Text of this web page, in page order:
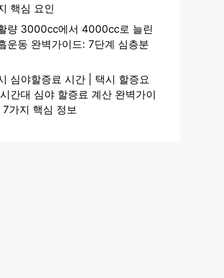
핵심 요인
량 3000cc에서 4000cc로 늘린
운동 완벽가이드: 7단계 심층분
심야할증료 시간 | 택시 할증요
간대 심야 할증료 계산 완벽가이
7가지 핵심 정보